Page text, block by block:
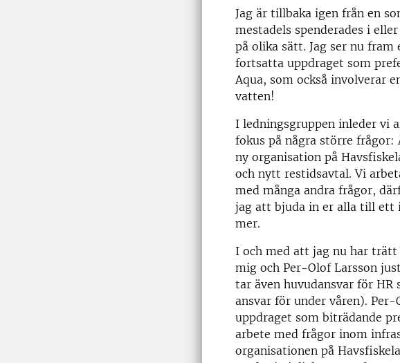
Jag är tillbaka igen från en
mestadels spenderades i
på olika sätt. Jag ser nu fram
fortsatta uppdraget som
Aqua, som också involverar
vatten!
I ledningsgruppen inleder vi
fokus på några större frågor:
ny organisation på
och nytt restidsavtal. Vi
med många andra frågor,
jag att bjuda in er alla till ett
mer.
I och med att jag nu har
mig och Per-Olof Larsson
tar även huvudansvar för
ansvar för under våren).
uppdraget som biträdande
arbete med frågor inom
organisationen på